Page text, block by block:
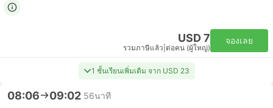
USD 7
รวมภาษีแล้ว ต่อคน (ผู้ใหญ่)
จองเลย
1 ชั้นเรียนเพิ่มเติม จาก USD 23
08:06 09:02 56นาที